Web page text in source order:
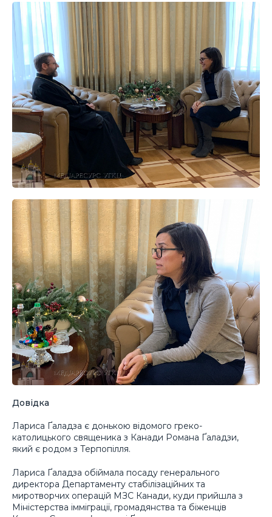
Довідка
Лариса Ґаладза є донькою відомого греко-
католицького священика з Канади Романа Ґаладзи,
який є родом з Терпопілля.
Лариса Ґаладза обіймала посаду генерального
директора Департаменту стабілізаційних та
миротворчих операцій МЗС Канади, куди прийшла з
Міністерства імміграції, громадянства та біженців